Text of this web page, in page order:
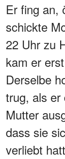
Er fing an,
schickte
22 Uhr zu
kam er
Derselbe
trug, als er
Mutter
dass sie
verliebt